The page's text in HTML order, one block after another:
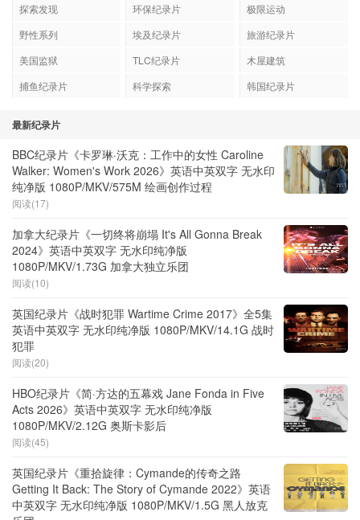
探索发现
环保纪录片
极限运动
野性系列
埃及纪录片
旅游纪录片
美国监狱
TLC纪录片
木屋建筑
捕鱼纪录片
科学探索 韩国纪录片
最新纪录片
BBC纪录片《卡罗琳·沃克：工作中的女性 Caroline
Walker: Women's Work 2026》英语中英双字 无水印
纯净版 1080P/MKV/575M 绘画创作过程
阅读(17)
加拿大纪录片《一切终将崩塌 It's All Gonna Break
2024》英语中英双字 无水印纯净版
1080P/MKV/1.73G 加拿大独立乐团
阅读(10)
英国纪录片《战时犯罪 Wartime Crime 2017》全5集
英语中英双字 无水印纯净版 1080P/MKV/14.1G 战时
犯罪
阅读(20)
HBO纪录片《简·方达的五幕戏 Jane Fonda in Five
Acts 2026》英语中英双字 无水印纯净版
1080P/MKV/2.12G 奥斯卡影后
阅读(45)
英国纪录片《重拾旋律：Cymande的传奇之路
Getting It Back: The Story of Cymande 2022》英语
中英双字 无水印纯净版 1080P/MKV/1.5G 黑人放克